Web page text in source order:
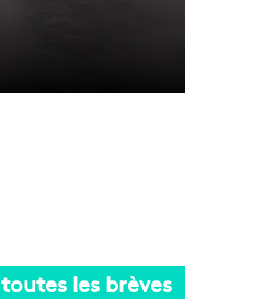
toutes les brèves